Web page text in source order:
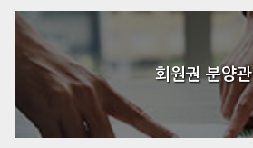
회원권 분양관